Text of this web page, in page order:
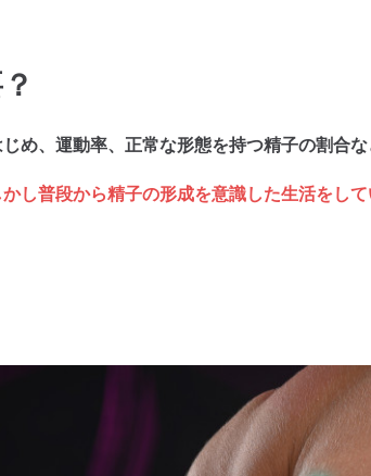
め、運動率、正常な形態を持つ精子の割合な
かし普段から精子の形成を意識した生活をし